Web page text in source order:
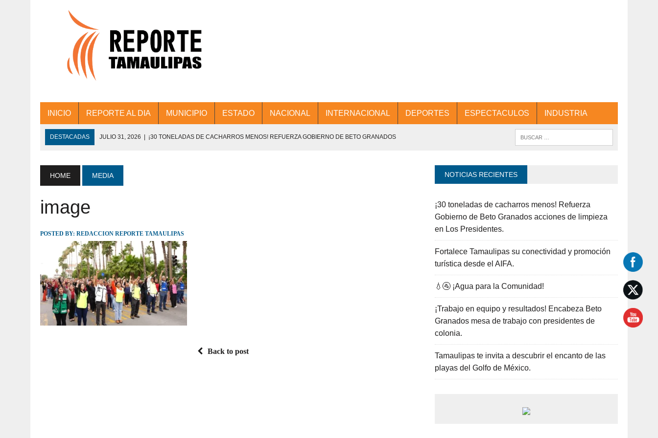
INICIO REPORTE AL DIA MUNICIPIO ESTADO NACIONAL INTERNACIONAL DEPORTES ESPECTACULOS INDUSTRIA
DESTACADAS JULIO 31, 2026 | ¡30 TONELADAS DE CACHARROS MENOS! REFUERZA GOBIERNO DE BETO GRANADOS
JULIO 30, 2026 | 💧🚰 ¡AGUA PARA LA COMUNIDAD!
DE COLONIA.
JULIO 30, 2026 | TAMAULIPAS TE INVITA A DESCUBRIR EL ENCANTO DE LAS PLAYAS DEL GOLFO DE MÉXICO.
HOME MEDIA
image
POSTED BY: REDACCION REPORTE TAMAULIPAS
Back to post
NOTICIAS RECIENTES
¡30 toneladas de cacharros menos! Refuerza
Gobierno de Beto Granados acciones de limpieza
en Los Presidentes.
Fortalece Tamaulipas su conectividad y promoción
turística desde el AIFA.
💧🚰 ¡Agua para la Comunidad!
¡Trabajo en equipo y resultados! Encabeza Beto
Granados mesa de trabajo con presidentes de
colonia.
Tamaulipas te invita a descubrir el encanto de las
playas del Golfo de México.